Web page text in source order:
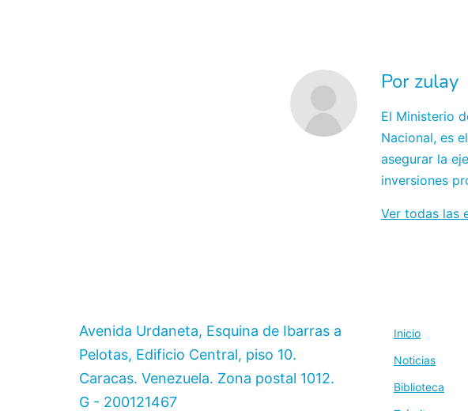
Por zulay
El Ministerio
Nacional, es
asegurar la
inversiones
Ver todas las
Avenida Urdaneta, Esquina de Ibarras a
Pelotas, Edificio Central, piso 10.
Caracas. Venezuela. Zona postal 1012.
G - 200121467
Inicio
Noticias
Biblioteca